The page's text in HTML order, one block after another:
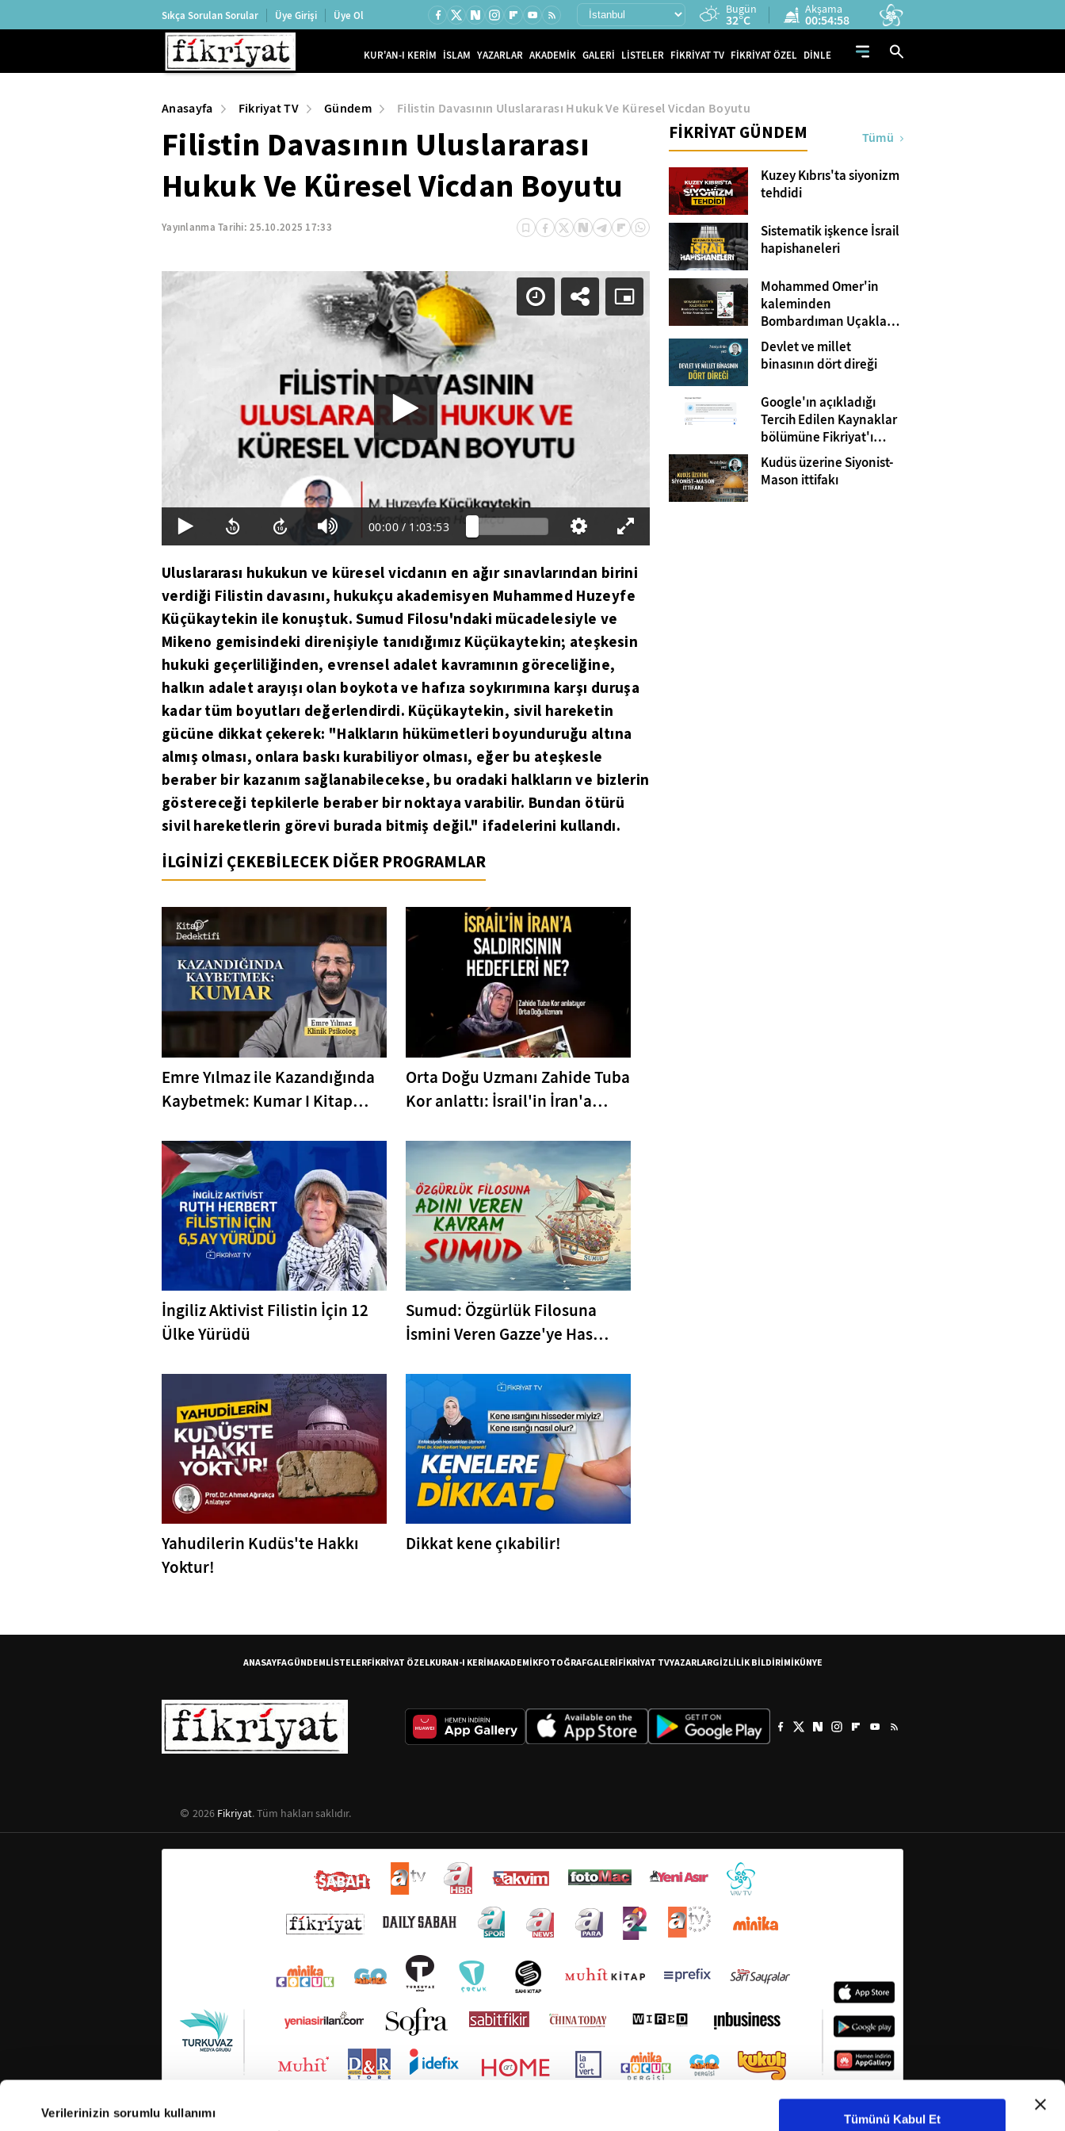
Verilerinizin sorumlu kullanımı
Tümünü Kabul Et
Sıkça Sorulan Sorular Üye Girişi Üye Ol Bugün
32°C
Akşama
00:54:57
KUR'AN-I KERİM İSLAM YAZARLAR AKADEMİK GALERİ LİSTELER FİKRİYAT TV FİKRİYAT ÖZEL DİNLE
Anasayfa Fikriyat TV Gündem Filistin Davasının Uluslararası Hukuk Ve Küresel Vicdan Boyutu
Filistin Davasının Uluslararası
Hukuk Ve Küresel Vicdan Boyutu
Yayınlanma Tarihi:25.10.2025 17:33
00:00 / 1:03:53
Uluslararası hukukun ve küresel vicdanın en ağır sınavlarından birini
verdiği Filistin davasını, hukukçu akademisyen Muhammed Huzeyfe
Küçükaytekin ile konuştuk. Sumud Filosu'ndaki mücadelesiyle ve
Mikeno gemisindeki direnişiyle tanıdığımız Küçükaytekin; ateşkesin
hukuki geçerliliğinden, evrensel adalet kavramının göreceliğine,
halkın adalet arayışı olan boykota ve hafıza soykırımına karşı duruşa
kadar tüm boyutları değerlendirdi. Küçükaytekin, sivil hareketin
gücüne dikkat çekerek: "Halkların hükümetleri boyunduruğu altına
almış olması, onlara baskı kurabiliyor olması, eğer bu ateşkesle
beraber bir kazanım sağlanabilecekse, bu oradaki halkların ve bizlerin
göstereceği tepkilerle beraber bir noktaya varabilir. Bundan ötürü
sivil hareketlerin görevi burada bitmiş değil." ifadelerini kullandı.
İLGİNİZİ ÇEKEBİLECEK DİĞER PROGRAMLAR
Emre Yılmaz ile Kazandığında
Kaybetmek: Kumar I Kitap
Orta Doğu Uzmanı Zahide Tuba
Kor anlattı: İsrail'in İran'a
dünyası nasıl etkilenecek?
İngiliz Aktivist Filistin İçin 12
Ülke Yürüdü
Sumud: Özgürlük Filosuna
İsmini Veren Gazze'ye Has
Yahudilerin Kudüs'te Hakkı
Yoktur!
Dikkat kene çıkabilir!
FİKRİYAT GÜNDEM Tümü
Kuzey Kıbrıs'ta siyonizm
tehdidi
Sistematik işkence İsrail
hapishaneleri
Mohammed Omer'in
kaleminden
Bombardıman Uçakları
ve Tanklar Arasında
Gazze
Devlet ve millet
binasının dört direği
Google'ın açıkladığı
Tercih Edilen Kaynaklar
bölümüne Fikriyat'ı
eklemeyi unutmayın!
Kudüs üzerine Siyonist-
Mason ittifakı
ANASAYFAGÜNDEMLİSTELERFİKRİYAT ÖZELKURAN-I KERİMAKADEMİKFOTOĞRAFGALERİFİKRİYAT TVYAZARLARGİZLİLİK BİLDİRİMİKÜNYE
2026 Fikriyat. Tüm hakları saklıdır.